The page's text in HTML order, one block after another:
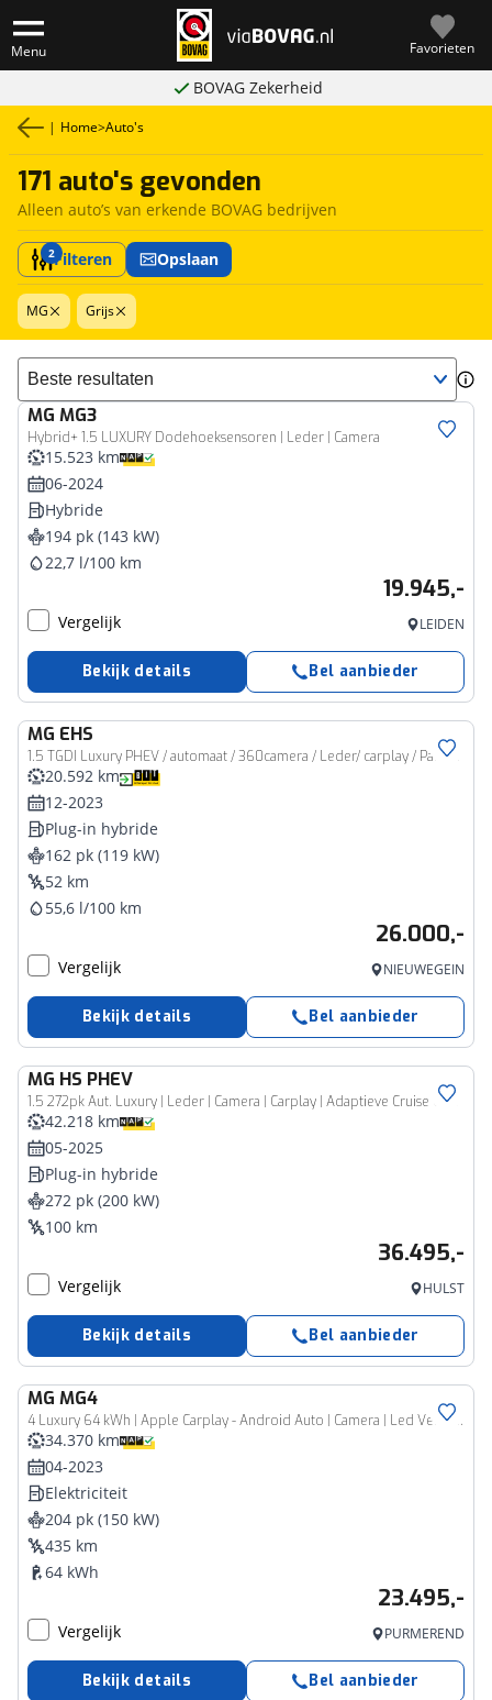
Menu Favorieten
BOVAG Zekerheid
| Home>Auto's
171 auto's gevonden
Alleen auto’s van erkende BOVAG bedrijven
2Filteren Opslaan
MG Grijs
Sorteer resultaten
MG MG3
Hybrid+ 1.5 LUXURY Dodehoeksensoren | Leder | Camera
15.523 km
06-2024
Hybride
194 pk (143 kW)
22,7 l/100 km
19.945,-
Vergelijk LEIDEN
Bekijk details Bel aanbieder
MG EHS
1.5 TGDI Luxury PHEV / automaat / 360camera / Leder/ carplay / Panorama-dak
20.592 km
12-2023
Plug-in hybride
162 pk (119 kW)
52 km
55,6 l/100 km
26.000,-
Vergelijk NIEUWEGEIN
Bekijk details Bel aanbieder
MG HS PHEV
1.5 272pk Aut. Luxury | Leder | Camera | Carplay | Adaptieve Cruise Control | Keyless | Led Verlichting |
42.218 km
05-2025
Plug-in hybride
272 pk (200 kW)
100 km
36.495,-
Vergelijk HULST
Bekijk details Bel aanbieder
MG MG4
4 Luxury 64 kWh | Apple Carplay - Android Auto | Camera | Led Verlichting | Adaptieve Cruise Control |
34.370 km
04-2023
Elektriciteit
204 pk (150 kW)
435 km
64 kWh
23.495,-
Vergelijk PURMEREND
Bekijk details Bel aanbieder